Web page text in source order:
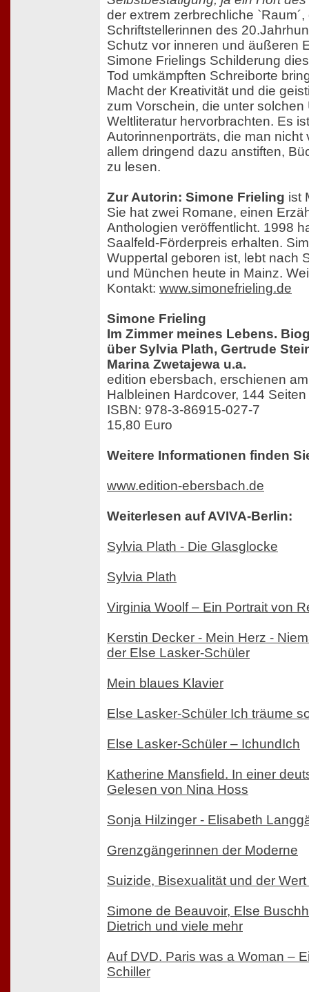
der extrem zerbrechliche
Schriftstellerinnen des
Schutz vor inneren und äußeren
Simone Frielings Schilderung
Tod umkämpften Schreiborte
Macht der Kreativität und die
zum Vorschein, die unter solchen
Weltliteratur hervorbrachten. Es
Autorinnenporträts, die man nicht
allem dringend dazu anstiften,
zu lesen.
Zur Autorin: Simone Frieling ist
Sie hat zwei Romane, einen
Anthologien veröffentlicht. 1998
Saalfeld-Förderpreis erhalten.
Wuppertal geboren ist, lebt nach
und München heute in Mainz.
Kontakt: www.simonefrieling.de
Simone Frieling
Im Zimmer meines Lebens.
über Sylvia Plath, Gertrude
Marina Zwetajewa u.a.
edition ebersbach, erschienen
Halbleinen Hardcover, 144 Seiten
ISBN: 978-3-86915-027-7
15,80 Euro
Weitere Informationen finden
www.edition-ebersbach.de
Weiterlesen auf AVIVA-Berlin:
Sylvia Plath - Die Glasglocke
Sylvia Plath
Virginia Woolf – Ein Portrait von
Kerstin Decker - Mein Herz -
der Else Lasker-Schüler
Mein blaues Klavier
Else Lasker-Schüler Ich träume
Else Lasker-Schüler – IchundIch
Katherine Mansfield. In einer
Gelesen von Nina Hoss
Sonja Hilzinger - Elisabeth
Grenzgängerinnen der Moderne
Suizide, Bisexualität und der
Simone de Beauvoir, Else
Dietrich und viele mehr
Auf DVD. Paris was a Woman –
Schiller